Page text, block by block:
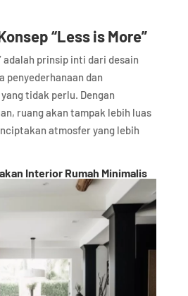
“Less is More”
adalah prinsip inti dari desain
penyederhanaan dan
tidak perlu. Dengan
ruang akan tampak lebih luas
atmosfer yang lebih
Interior Rumah Minimalis